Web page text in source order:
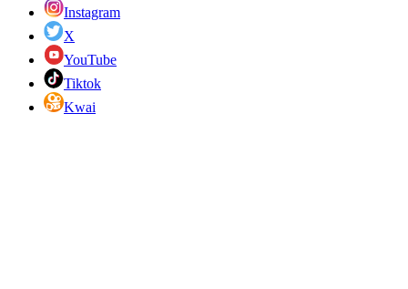
Instagram
X
YouTube
Tiktok
Kwai